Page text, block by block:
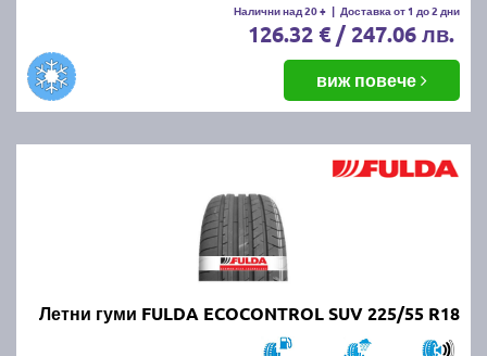
Налични над 20 + | Доставка от 1 до 2 дни
126.32 € / 247.06 лв.
виж повече
Летни гуми FULDA ECOCONTROL SUV 225/55 R18